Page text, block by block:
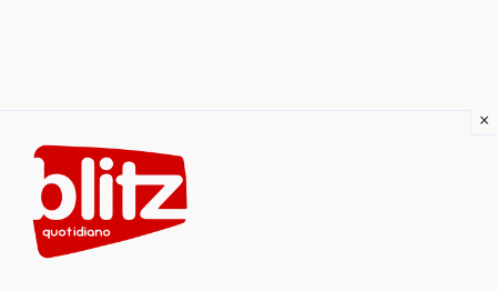
content
×